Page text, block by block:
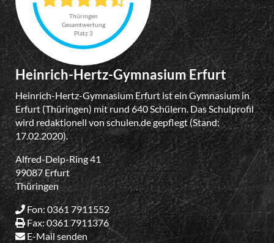
Thüringen
Gesamtwertung
Platz 3
Heinrich-Hertz-Gymnasium Erfurt
Heinrich-Hertz-Gymnasium Erfurt ist ein Gymnasium in
Erfurt (Thüringen) mit rund 640 Schülern. Das Schulprofil
wird redaktionell von schulen.de gepflegt (Stand:
17.02.2020).
Alfred-Delp-Ring 41
99087 Erfurt
Thüringen
Fon: 0361 7911552
Fax: 0361 7911376
E-Mail senden